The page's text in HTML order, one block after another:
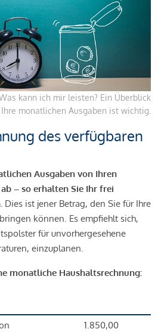
kann ich mir leisten? Ein Überblick
monatlichen Ausgaben ist wichtig.
des verfügbaren
Ausgaben von Ihren
– so erhalten Sie Ihr frei
Dies ist jener Betrag, den Sie für Ihre
können. Es empfiehlt sich,
für unvorhergesehene
einzuplanen.
monatliche Haushaltsrechnung:
1.850,00